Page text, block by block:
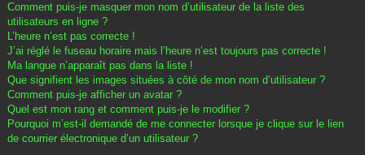
Comment puis-je masquer mon nom d’utilisateur de la liste des
utilisateurs en ligne ?
L’heure n’est pas correcte !
J’ai réglé le fuseau horaire mais l’heure n’est toujours pas correcte !
Ma langue n’apparaît pas dans la liste !
Que signifient les images situées à côté de mon nom d’utilisateur ?
Comment puis-je afficher un avatar ?
Quel est mon rang et comment puis-je le modifier ?
Pourquoi m’est-il demandé de me connecter lorsque je clique sur le lien
de courrier électronique d’un utilisateur ?